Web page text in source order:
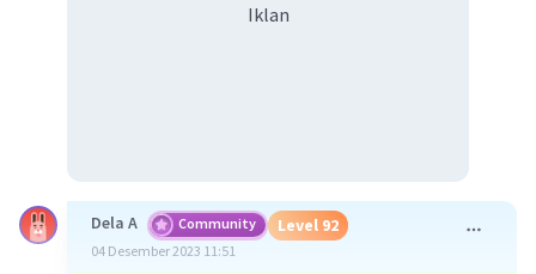
Iklan
Dela A Community Level 92
04 Desember 2023 11:51